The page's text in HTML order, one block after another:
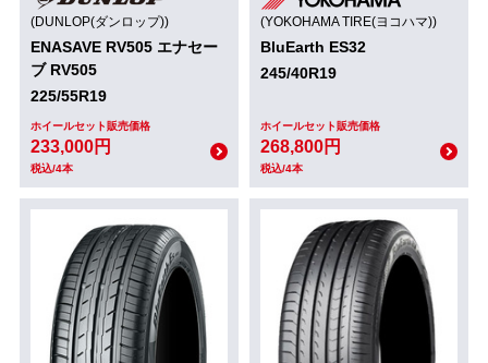
(DUNLOP(ダンロップ))
ENASAVE RV505 エナセー
ブ RV505
225/55R19
ホイールセット販売価格
233,000円
税込/4本
(YOKOHAMA TIRE(ヨコハマ))
BluEarth ES32
245/40R19
ホイールセット販売価格
268,800円
税込/4本